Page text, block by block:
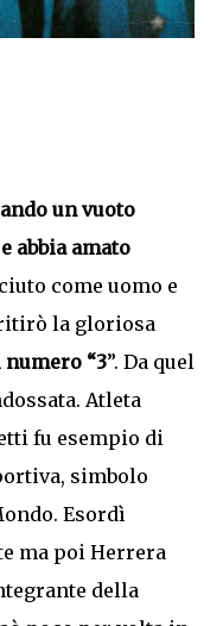
un vuoto
abbia amato
come uomo e
la gloriosa
numero “3”. Da quel
Atleta
fu esempio di
simbolo
Esordì
ma poi Herrera
della